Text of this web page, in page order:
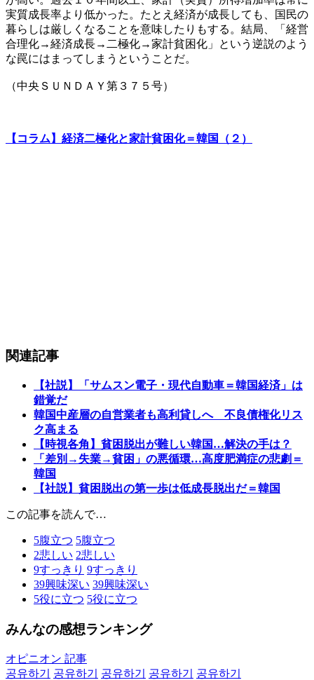
実質成長率より低かった。たとえ経済が成長しても、国民の
暮らしは厳しくなることを意味したりもする。結局、「経営
合理化→経済成長→二極化→家計貧困化」という逆説のよう
な罠にはまってしまうということだ。
（中央ＳＵＮＤＡＹ第３７５号）
【コラム】経済二極化と家計貧困化＝韓国（２）
関連記事
【社説】「サムスン電子・現代自動車＝韓国経済」は
錯覚だ
韓国中産層の自営業者も高利貸しへ 不良債権化リス
ク高まる
【時視各角】貧困脱出が難しい韓国…解決の手は？
「差別→失業→貧困」の悪循環…高度肥満症の悲劇＝
韓国
【社説】貧困脱出の第一歩は低成長脱出だ＝韓国
この記事を読んで…
5腹立つ 5腹立つ
2悲しい 2悲しい
9すっきり 9すっきり
39興味深い 39興味深い
5役に立つ 5役に立つ
みんなの感想ランキング
オピニオン 記事
공유하기
공유하기 공유하기 공유하기
공유하기